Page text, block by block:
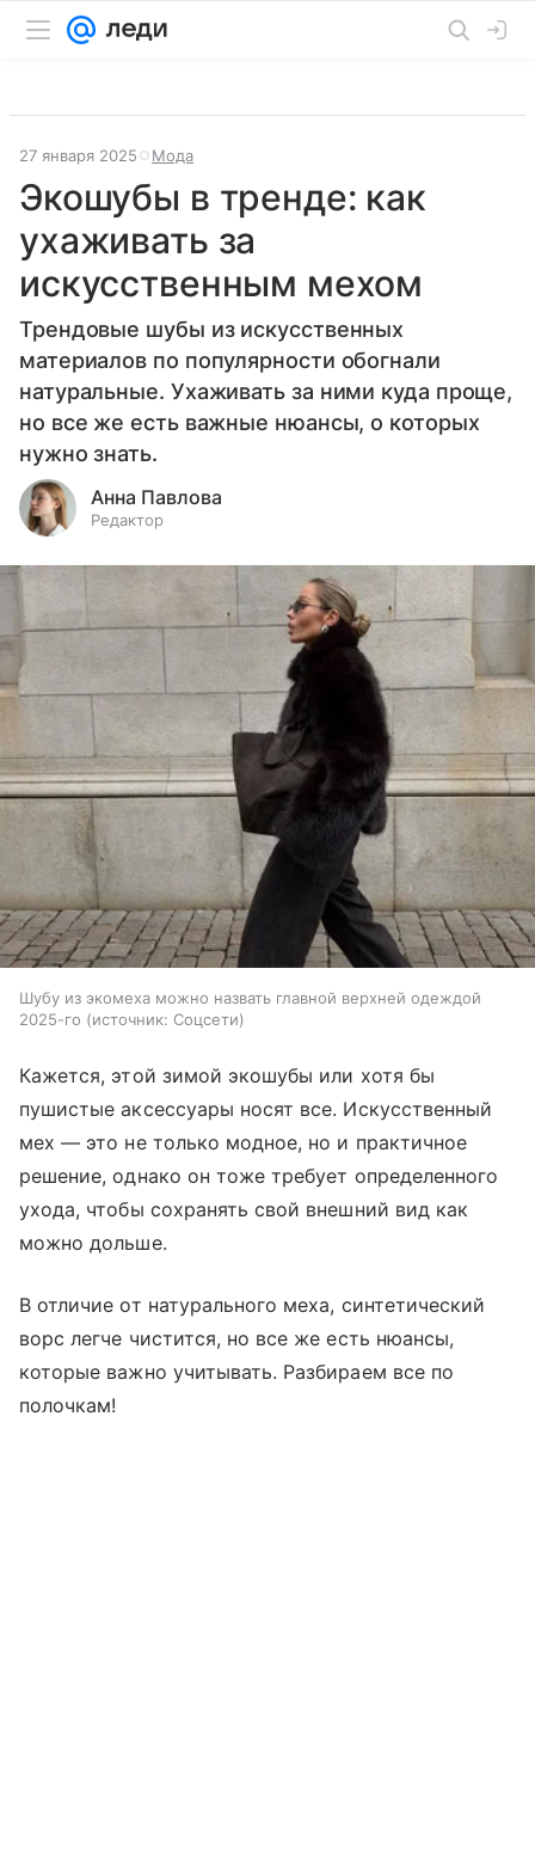
27 января 2025 Мода
Экошубы в тренде: как
ухаживать за
искусственным мехом
Трендовые шубы из искусственных
материалов по популярности обогнали
натуральные. Ухаживать за ними куда проще,
но все же есть важные нюансы, о которых
нужно знать.
Анна Павлова
Редактор
Шубу из экомеха можно назвать главной верхней одеждой
2025-го
источник: Соцсети
Кажется, этой зимой экошубы или хотя бы
пушистые аксессуары носят все. Искусственный
мех — это не только модное, но и практичное
решение, однако он тоже требует определенного
ухода, чтобы сохранять свой внешний вид как
можно дольше.
В отличие от натурального меха, синтетический
ворс легче чистится, но все же есть нюансы,
которые важно учитывать. Разбираем все по
полочкам!